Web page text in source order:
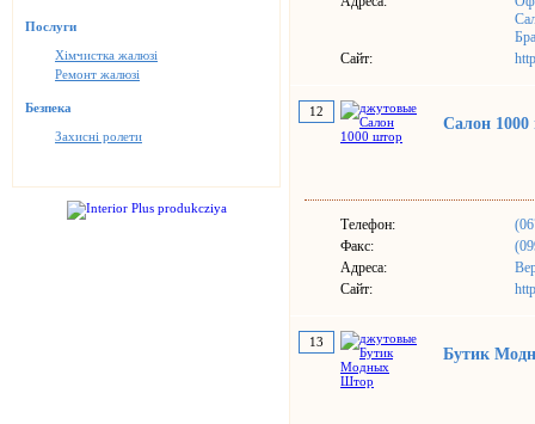
Послуги
Хімчистка жалюзі
Ремонт жалюзі
Безпека
Захисні ролети
Сайт:
12
Салон
Телефон:
Факс:
Адреса:
Сайт:
13
Бутик